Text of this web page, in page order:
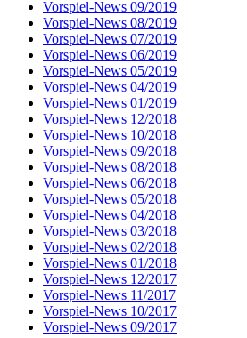
Vorspiel-News 09/2019
Vorspiel-News 08/2019
Vorspiel-News 07/2019
Vorspiel-News 06/2019
Vorspiel-News 05/2019
Vorspiel-News 04/2019
Vorspiel-News 01/2019
Vorspiel-News 12/2018
Vorspiel-News 10/2018
Vorspiel-News 09/2018
Vorspiel-News 08/2018
Vorspiel-News 06/2018
Vorspiel-News 05/2018
Vorspiel-News 04/2018
Vorspiel-News 03/2018
Vorspiel-News 02/2018
Vorspiel-News 01/2018
Vorspiel-News 12/2017
Vorspiel-News 11/2017
Vorspiel-News 10/2017
Vorspiel-News 09/2017